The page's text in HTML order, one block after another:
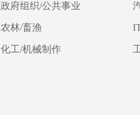
政府组织/公共事业
农林/畜渔
化工/机械制作